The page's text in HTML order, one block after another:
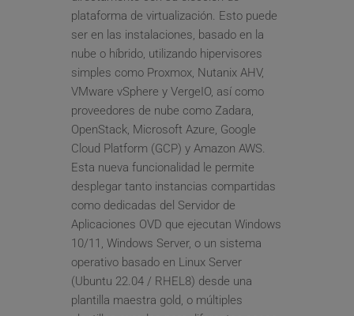
plataforma de virtualización. Esto puede
ser en las instalaciones, basado en la
nube o híbrido, utilizando hipervisores
simples como Proxmox, Nutanix AHV,
VMware vSphere y VergeIO, así como
proveedores de nube como Zadara,
OpenStack, Microsoft Azure, Google
Cloud Platform (GCP) y Amazon AWS.
Esta nueva funcionalidad le permite
desplegar tanto instancias compartidas
como dedicadas del Servidor de
Aplicaciones OVD que ejecutan Windows
10/11, Windows Server, o un sistema
operativo basado en Linux Server
(Ubuntu 22.04 / RHEL8) desde una
plantilla maestra gold, o múltiples